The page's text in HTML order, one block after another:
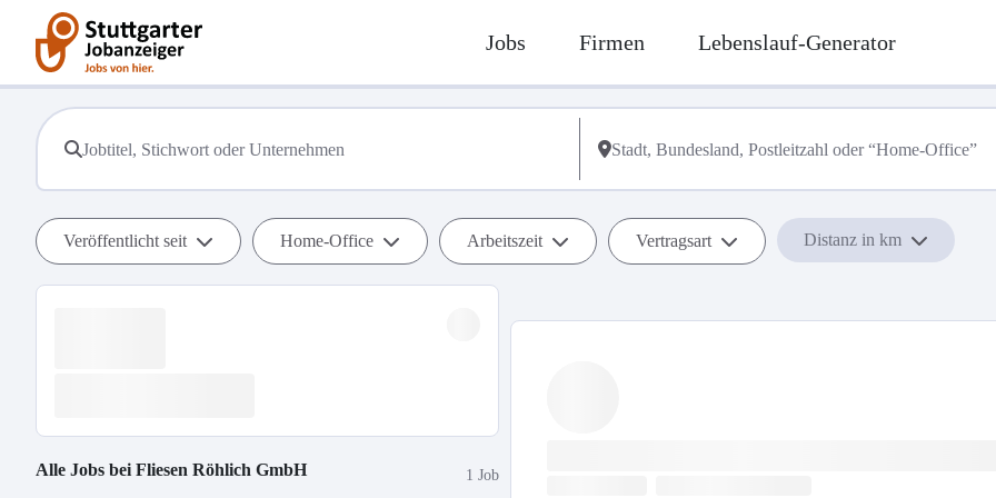
Jobs Firmen Lebenslauf-Generator
Veröffentlicht seit Home-Office Arbeitszeit Vertragsart Distanz in km
Alle Jobs bei Fliesen Röhlich GmbH 1 Job